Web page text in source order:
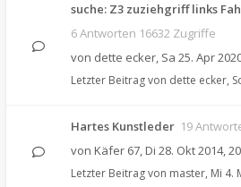
suche: Z3 zuziehgriff links
6 Antworten 16632 Zugriffe
von dette ecker, Sa 25. Apr
Letzter Beitrag von dette ecker,
Hartes Kunstleder 19
von Käfer 67, Di 28. Okt 2014,
Letzter Beitrag von master, Mi 4.